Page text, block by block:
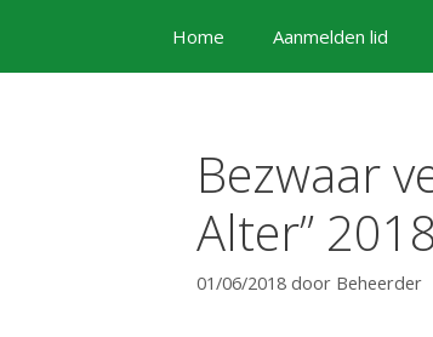
de
Home Aanmelden lid
Bezwaar
Alter” 2018
01/06/2018 door Beheerder